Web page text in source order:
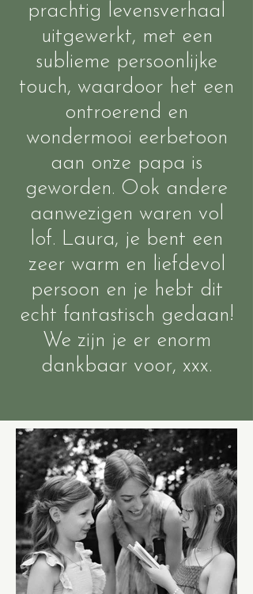
prachtig levensverhaal
uitgewerkt, met een
sublieme persoonlijke
touch, waardoor het een
ontroerend en
wondermooi eerbetoon
aan onze papa is
geworden. Ook andere
aanwezigen waren vol
lof. Laura, je bent een
zeer warm en liefdevol
persoon en je hebt dit
echt fantastisch gedaan!
We zijn je er enorm
dankbaar voor, xxx.